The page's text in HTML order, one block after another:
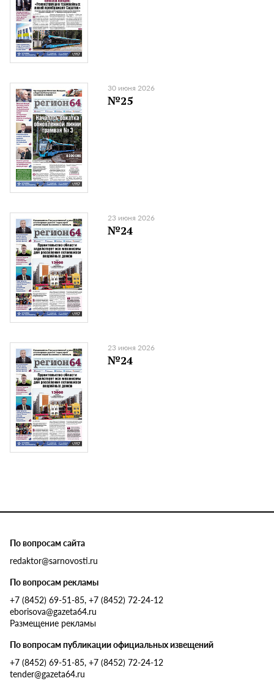
30 июня 2026
№25
23 июня 2026
№24
23 июня 2026
№24
По вопросам сайта
redaktor@sarnovosti.ru
По вопросам рекламы
+7 (8452) 69-51-85, +7 (8452) 72-24-12
eborisova@gazeta64.ru
Размещение рекламы
По вопросам публикации официальных извещений
+7 (8452) 69-51-85, +7 (8452) 72-24-12
tender@gazeta64.ru